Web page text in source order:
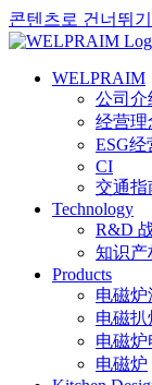
콘텐츠로 건너뛰기
WELPRAIM
公司介
经营理
ESG经
CI
交通指
Technology
R&D
知识产
Products
电磁炉
电磁扒
电磁炉
电磁炉